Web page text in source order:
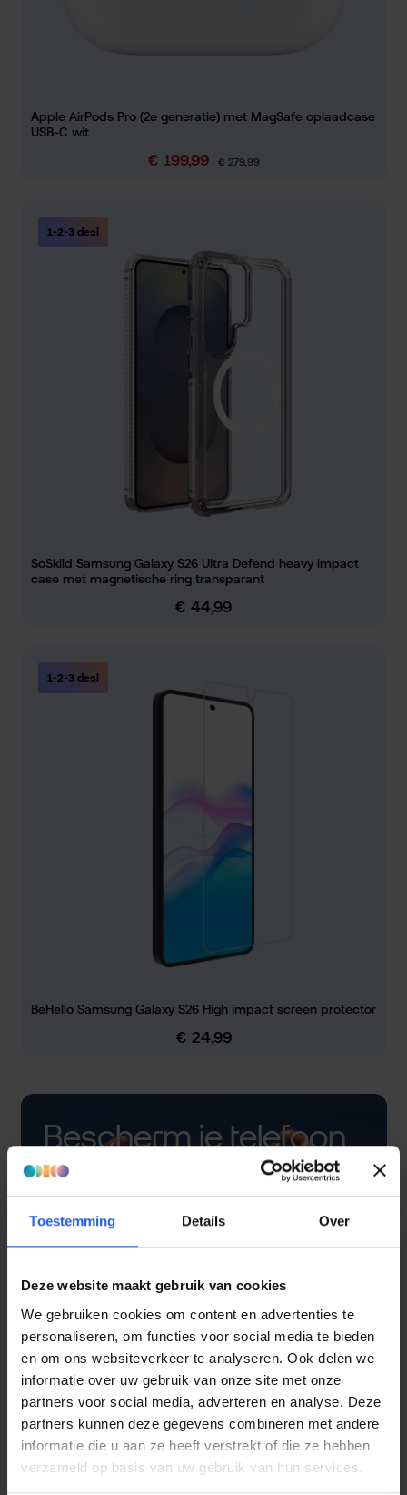
Toestemming Details Over
Deze website maakt gebruik van cookies
We gebruiken cookies om content en advertenties te
personaliseren, om functies voor social media te bieden
en om ons websiteverkeer te analyseren. Ook delen we
informatie over uw gebruik van onze site met onze
partners voor social media, adverteren en analyse. Deze
partners kunnen deze gegevens combineren met andere
informatie die u aan ze heeft verstrekt of die ze hebben
verzameld op basis van uw gebruik van hun services.
Apple AirPods Pro (2e generatie) met MagSafe oplaadcase
USB-C wit
Verkoopprijs:
€ 199,99 Normale prijs:
€ 279,99
1-2-3 deal
SoSkild Samsung Galaxy S26 Ultra Defend heavy impact
case met magnetische ring transparant
Normale prijs:
€ 44,99
1-2-3 deal
BeHello Samsung Galaxy S26 High impact screen protector
Normale prijs:
€ 24,99
Bescherm je telefoon
met een hoesje